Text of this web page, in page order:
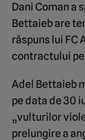
Dani Coman a
Bettaieb are
răspuns lui FC
contractului
Adel Bettaieb
pe data de 30
„vulturilor
prelungire a